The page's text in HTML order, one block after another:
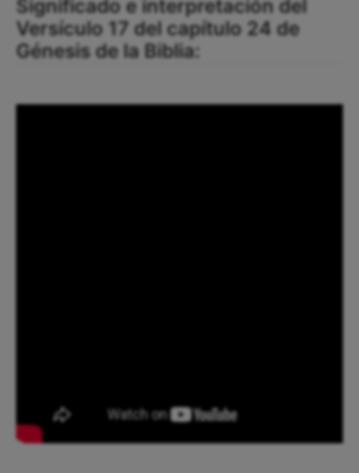
Significado e interpretación del
Versículo 17 del capítulo 24 de
Génesis de la Biblia: